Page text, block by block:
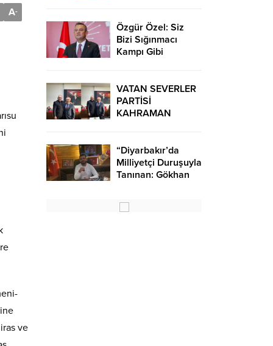
A-
ve
Özgür Özel: Siz
Bizi Sığınmacı
Kampı Gibi
VATAN SEVERLER
PARTİSİ
KAHRAMAN
ZİYARET ETTİ
“Diyarbakır’da
Milliyetçi Duruşuyla
Tanınan: Gökhan